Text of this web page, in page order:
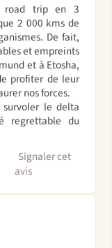
road trip en 3
2 000 kms de
De fait,
et empreints
et à Etosha,
profiter de leur
nos forces.
le delta
regrettable du
Signaler cet
avis